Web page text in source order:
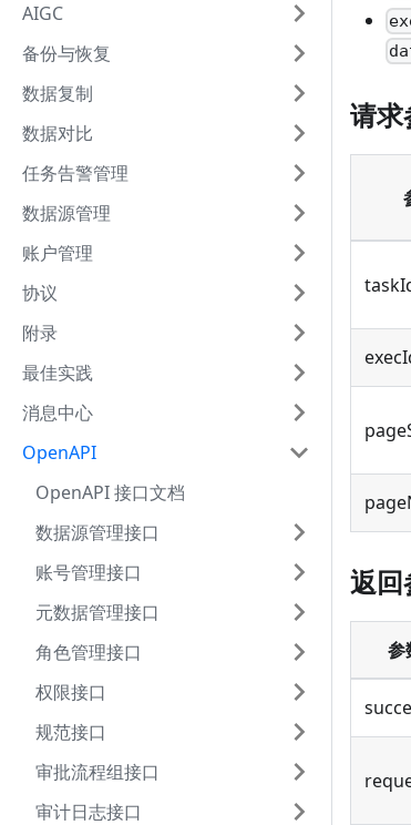
AIGC
备份与恢复
数据复制
数据对比
任务告警管理
数据源管理
账户管理
协议
附录
最佳实践
消息中心
OpenAPI
OpenAPI 接口文档
数据源管理接口
账号管理接口
元数据管理接口
角色管理接口
权限接口
规范接口
审批流程组接口
审计日志接口
请求
返回
参